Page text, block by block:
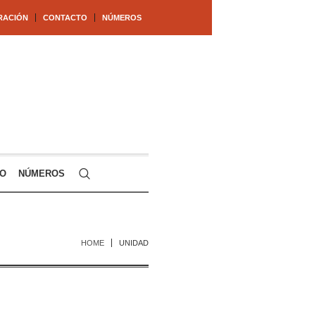
CONTACTO NÚMEROS
NÚMEROS
HOME UNIDAD